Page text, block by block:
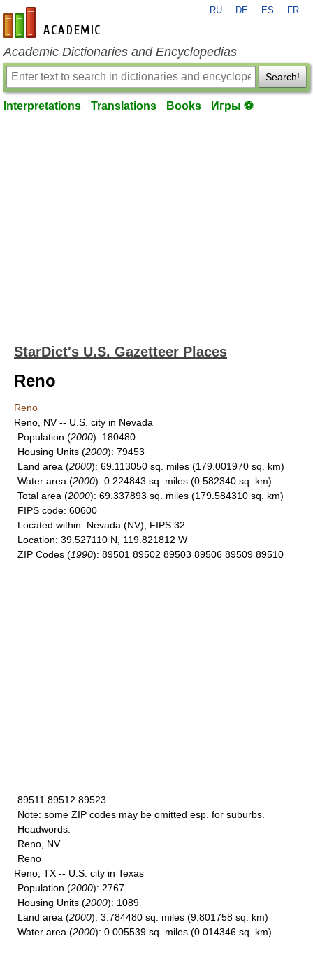
en-academic.com
RU DE ES FR
Academic Dictionaries and Encyclopedias
Search!
Interpretations Translations Books Игры ⚽
StarDict's U.S. Gazetteer Places
Reno
Reno
Reno, NV -- U.S. city in Nevada
Population (2000): 180480
Housing Units (2000): 79453
Land area (2000): 69.113050 sq. miles (179.001970 sq. km)
Water area (2000): 0.224843 sq. miles (0.582340 sq. km)
Total area (2000): 69.337893 sq. miles (179.584310 sq. km)
FIPS code: 60600
Located within: Nevada (NV), FIPS 32
Location: 39.527110 N, 119.821812 W
ZIP Codes (1990): 89501 89502 89503 89506 89509 89510
89511 89512 89523
Note: some ZIP codes may be omitted esp. for suburbs.
Headwords:
Reno, NV
Reno
Reno, TX -- U.S. city in Texas
Population (2000): 2767
Housing Units (2000): 1089
Land area (2000): 3.784480 sq. miles (9.801758 sq. km)
Water area (2000): 0.005539 sq. miles (0.014346 sq. km)